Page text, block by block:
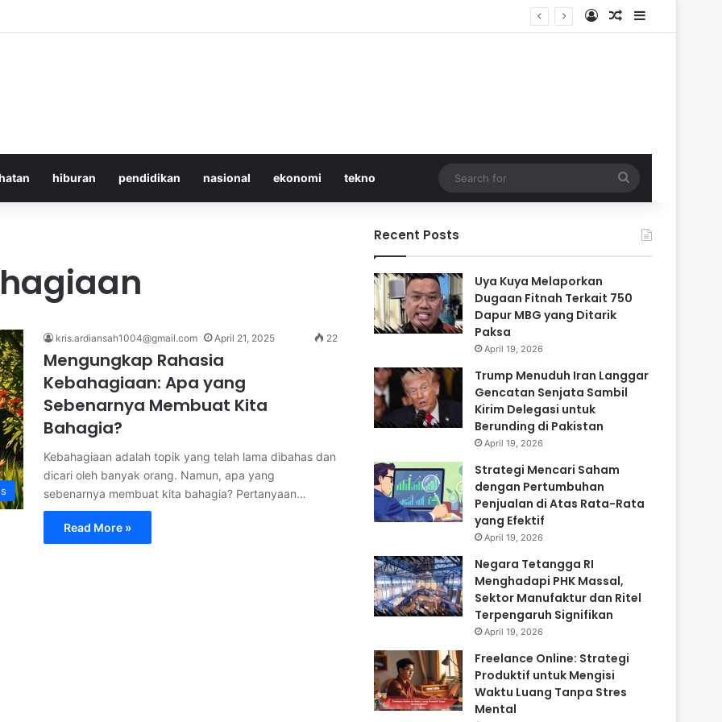
Log InRandom Article
Sidebar
hiburan pendidikan nasional ekonomi tekno
for
kris.ardiansah1004@gmail.com April 21, 2025 22
Mengungkap Rahasia
Kebahagiaan: Apa yang
Sebenarnya Membuat Kita
Bahagia?
Kebahagiaan adalah topik yang telah lama dibahas dan
dicari oleh banyak orang. Namun, apa yang
sebenarnya membuat kita bahagia? Pertanyaan…
Read More »
Recent Posts
Uya Kuya Melaporkan
Dugaan Fitnah Terkait 750
Dapur MBG yang Ditarik
Paksa
April 19, 2026
Trump Menuduh Iran Langgar
Gencatan Senjata Sambil
Kirim Delegasi untuk
Berunding di Pakistan
April 19, 2026
Strategi Mencari Saham
dengan Pertumbuhan
Penjualan di Atas Rata-Rata
yang Efektif
April 19, 2026
Negara Tetangga RI
Menghadapi PHK Massal,
Sektor Manufaktur dan Ritel
Terpengaruh Signifikan
April 19, 2026
Freelance Online: Strategi
Produktif untuk Mengisi
Waktu Luang Tanpa Stres
Mental